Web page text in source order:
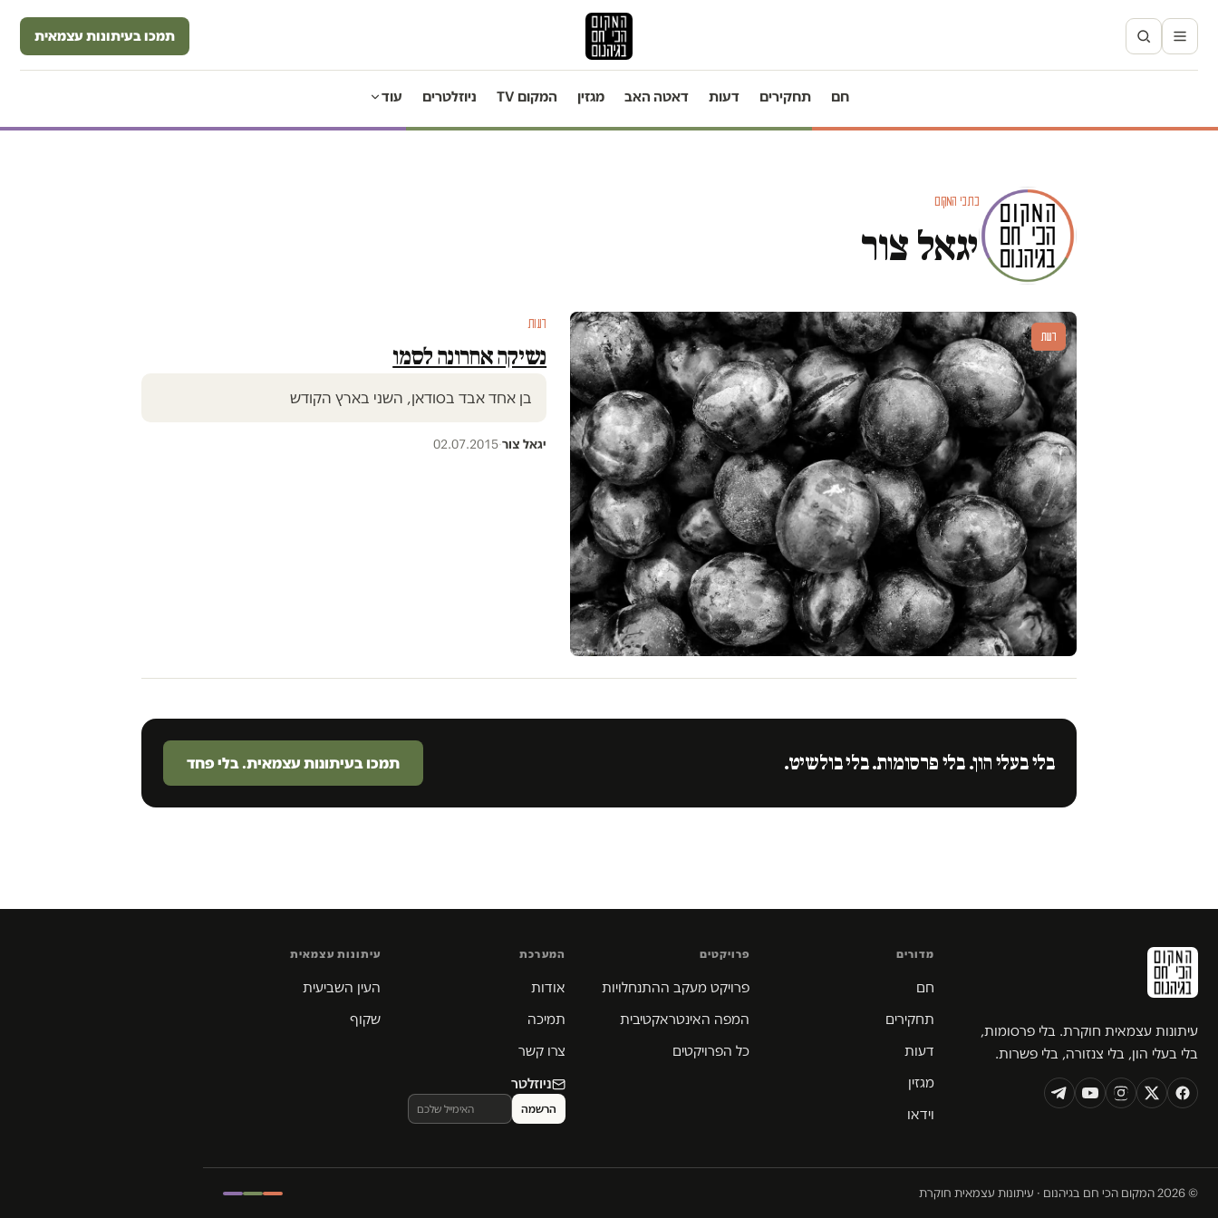
תמכו בעיתונות עצמאית
חם תחקירים דעות דאטה האב מגזין המקום TV ניוזלטרים עוד
כתבי המקום
יגאל צור
דעות
דעות
נשיקה אחרונה לסמו
בן אחד אבד בסודאן, השני בארץ הקודש
יגאל צור·
02.07.2015
בלי בעלי הון. בלי פרסומות. בלי בולשיט. תמכו בעיתונות עצמאית. בלי פחד
עיתונות עצמאית חוקרת. בלי פרסומות,
בלי בעלי הון, בלי צנזורה, בלי פשרות.
מדורים
חם
תחקירים
דעות
מגזין
וידאו
פרויקטים
פרויקט מעקב ההתנחלויות
המפה האינטראקטיבית
כל הפרויקטים
המערכת
אודות
תמיכה
צרו קשר
ניוזלטר
עיתונות עצמאית
העין השביעית
שקוף
© 2026 המקום הכי חם בגיהנום · עיתונות עצמאית חוקרת